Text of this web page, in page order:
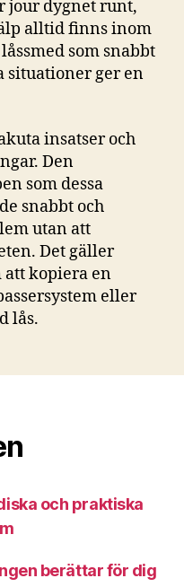
jour dygnet runt,
alltid finns inom
som snabbt
situationer ger en
insatser och
Den
som dessa
snabbt och
utan att
Det gäller
att kopiera en
eller
lås.
och praktiska
berättar för dig